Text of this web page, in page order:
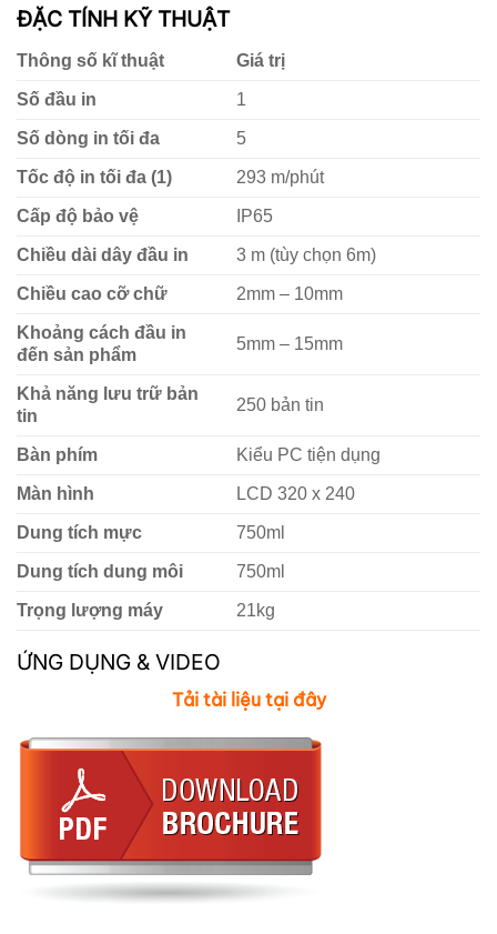
ĐẶC TÍNH KỸ THUẬT
Thông số kĩ thuật Giá trị
Số đầu in 1
Số dòng in tối đa 5
Tốc độ in tối đa (1) 293 m/phút
Cấp độ bảo vệ IP65
Chiều dài dây đầu in 3 m (tùy chọn 6m)
Chiều cao cỡ chữ 2mm – 10mm
Khoảng cách đầu in
đến sản phẩm
5mm – 15mm
Khả năng lưu trữ bản
tin
250 bản tin
Bàn phím Kiểu PC tiện dụng
Màn hình LCD 320 x 240
Dung tích mực 750ml
Dung tích dung môi 750ml
Trọng lượng máy 21kg
ỨNG DỤNG & VIDEO
Tải tài liệu tại đây